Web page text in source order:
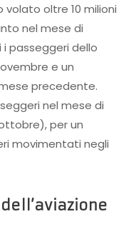
volato oltre 10 milioni
nel mese di
i passeggeri dello
e un
precedente.
nel mese di
per un
movimentati negli